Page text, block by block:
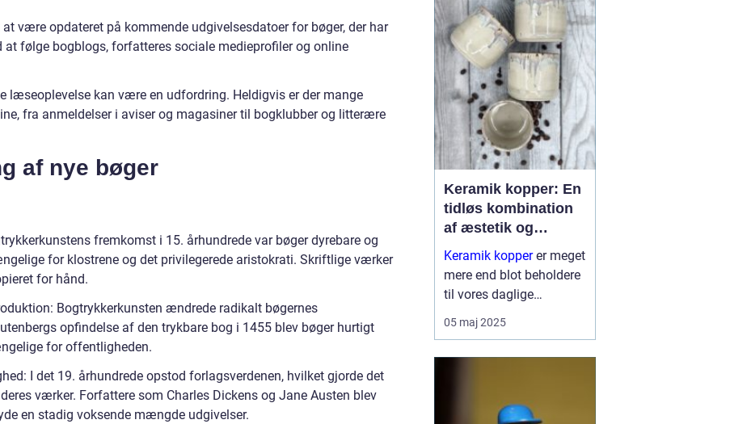
være opdateret på kommende udgivelsesdatoer for bøger, der har
at følge bogblogs, forfatteres sociale medieprofiler og online
læseoplevelse kan være en udfordring. Heldigvis er der mange
fra anmeldelser i aviser og magasiner til bogklubber og litterære
af nye bøger
fremkomst i 15. århundrede var bøger dyrebare og
for klostrene og det privilegerede aristokrati. Skriftlige værker
for hånd.
Bogtrykkerkunsten ændrede radikalt bøgernes
opfindelse af den trykbare bog i 1455 blev bøger hurtigt
for offentligheden.
I det 19. århundrede opstod forlagsverdenen, hvilket gjorde det
værker. Forfattere som Charles Dickens og Jane Austen blev
en stadig voksende mængde udgivelser.
kulturel betydning, og
som samtidig giver pla...
Keramik kopper: En
tidløs kombination
af æstetik og
funktionalitet
Keramik kopperer meget
mere end blot beholdere
til vores daglige
koffeinindtag. De
repræsenterer en dyb
05 maj 2025